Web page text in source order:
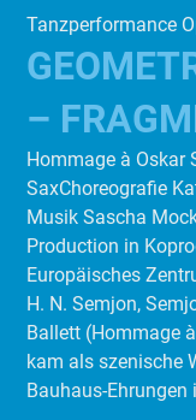
Tanzperformance
–
Hommage à Oskar
SaxChoreografie
Musik Sascha
Production in
Europäisches
H. N. Semjon,
Ballett (Hommage
kam als szenische
Bauhaus-